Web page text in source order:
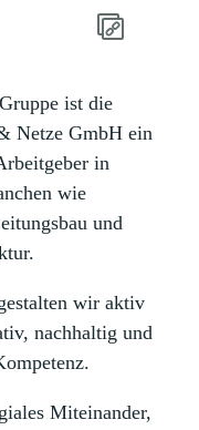
ist die
Netze GmbH ein
in
wie
und
wir aktiv
nachhaltig und
Miteinander,